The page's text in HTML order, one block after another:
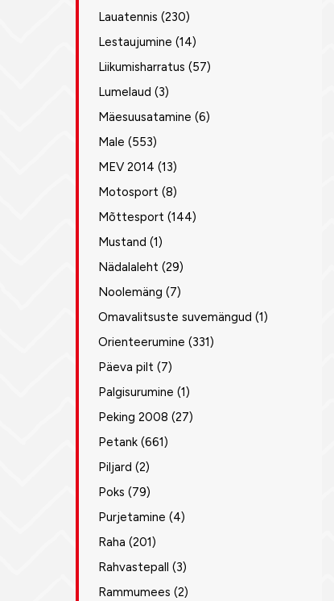
Lauatennis (230)
Lestaujumine (14)
Liikumisharratus (57)
Lumelaud (3)
Mäesuusatamine (6)
Male (553)
MEV 2014 (13)
Motosport (8)
Mõttesport (144)
Mustand (1)
Nädalaleht (29)
Noolemäng (7)
Omavalitsuste suvemängud (1)
Orienteerumine (331)
Päeva pilt (7)
Palgisurumine (1)
Peking 2008 (27)
Petank (661)
Piljard (2)
Poks (79)
Purjetamine (4)
Raha (201)
Rahvastepall (3)
Rammumees (2)